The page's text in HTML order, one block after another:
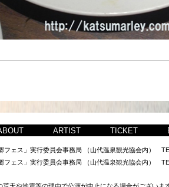
ARTIST TICKET
フェス」実行委員会事務局 （山代温泉観光協会内）
フェス」実行委員会事務局 （山代温泉観光協会内）